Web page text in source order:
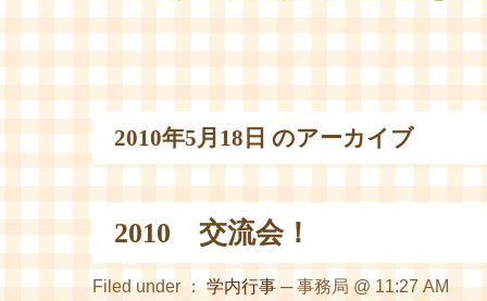
ひた
2010年5月18日 のアーカイブ
2010 交流会！
Filed under ：学内行事─ 事務局 @ 11:27 AM